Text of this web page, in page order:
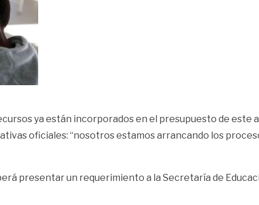
ya están incorporados en el presupuesto de
oficiales: “nosotros estamos arrancando los
presentar un requerimiento a la Secretaría de